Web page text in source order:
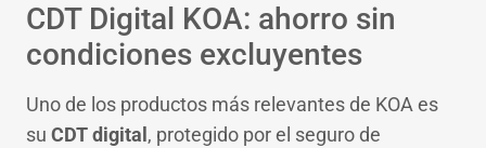
CDT Digital KOA: ahorro sin
condiciones excluyentes
Uno de los productos más relevantes de KOA es
su CDT digital , protegido por el seguro de